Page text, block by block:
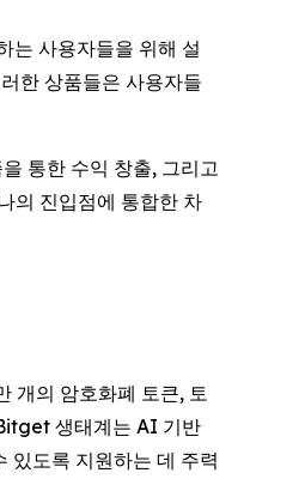
는 사용자들을 위해 설
한 상품들은 사용자들
통한 수익 창출, 그리고
의 진입점에 통합한 차
개의 암호화폐 토큰, 토
생태계는 AI 기반
있도록 지원하는 데 주력